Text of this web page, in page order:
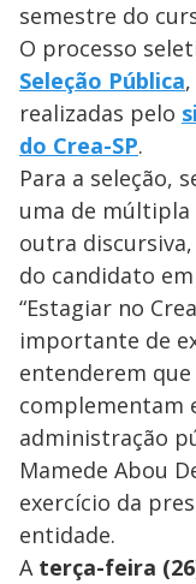
semestre do
O processo
Seleção Pública
realizadas pelo
do Crea-SP.
Para a seleção,
uma de múltipla
outra
do candidato
“Estagiar no
importante de
entenderem
complementam
administração
Mamede Abou
exercício da
entidade.
A terça-feira